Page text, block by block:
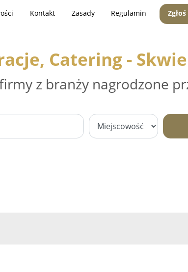
Kontakt Zasady Regulamin
Catering -
z branży nagrodzone